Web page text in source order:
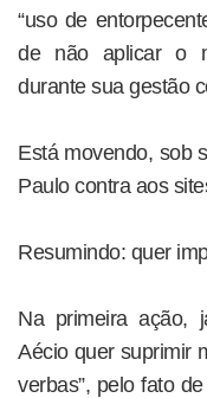
“uso de
de não aplicar o
durante sua gestão
Está movendo, sob
Paulo contra aos
Resumindo: quer
Na primeira ação,
Aécio quer suprimir
verbas”, pelo fato